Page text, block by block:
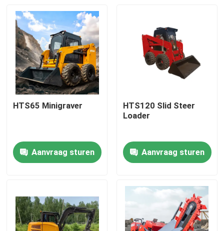
Thuis
Over ons
HTS65 Minigraver
Aanvraag sturen
HTS120 Slid Steer
Loader
Aanvraag sturen